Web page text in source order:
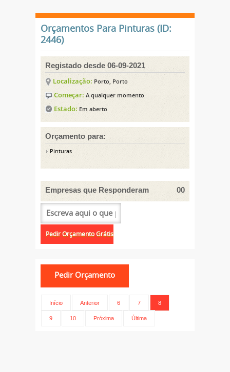
Orçamentos Para Pinturas (ID:
2446)
Registado desde 06-09-2021
Localização: Porto, Porto
Começar: A qualquer momento
Estado: Em aberto
Orçamento para:
Pinturas
Empresas que Responderam 00
Início Anterior 6 7 8
9 10 Próxima Última